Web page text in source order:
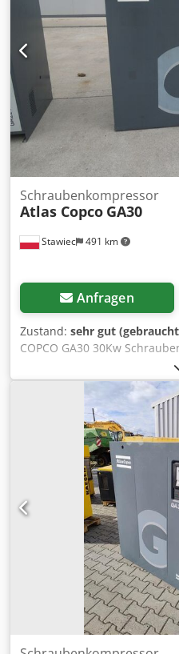
Stawiec 491 km
Schraubenkompressor
Atlas Copco GA30
Anfragen
Zustand: sehr gut
COPCO GA30 30Kw
Schraubenkompressor
Wärmetauscher nach dem
Leistung: 5,40 m3/min;
Motor,; Druck max. 7,5 bar;
Kilometerstand;11330h!!!
Kompressor voll
wir bieten Service.